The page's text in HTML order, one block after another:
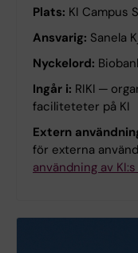
Plats: KI Campus
Ansvarig: Sanela
Nyckelord:
Ingår i: RIKI ─
faciliteteter på KI
Extern
för externa
användning av